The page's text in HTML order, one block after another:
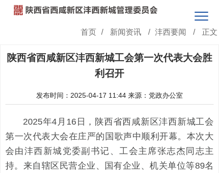
首页 / 新闻资讯 / 沣西要闻 / 正文
陕西省西咸新区沣西新城工会第一次代表大会胜
利召开
发布时间：2025-04-17 11:44 来源：党政办公室
2025年4月16日，陕西省西咸新区沣西新城工会
第一次代表大会在庄严的国歌声中顺利开幕。本次大
会由沣西新城党委副书记、工会主席张志杰同志主
持。来自辖区民营企业、国有企业、机关单位等89名